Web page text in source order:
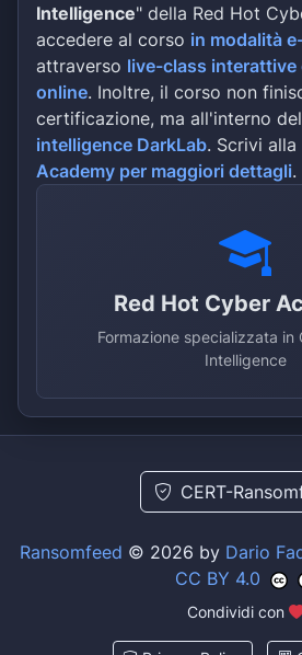
Intelligence" della Red Hot
accedere al corso in modalità
attraverso live-class
online. Inoltre, il corso non
certificazione, ma all'interno del
intelligence DarkLab. Scrivi alla
Academy per maggiori dettagli.
Red Hot Cyber
Formazione specializzata in
Intelligence
CERT-
Ransomfeed © 2026 by Dario
CC BY 4.0
Condividi con